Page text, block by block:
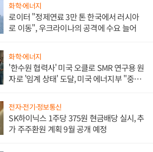
화학·에너지
로이터 "정제연료 3만 톤 한국에서 러시아
로 이동", 우크라이나의 공격에 수요 늘어
화학·에너지
'한수원 협력사' 미국 오클로 SMR 연구용 원
자로 '임계 상태' 도달, 미국 에너지부 "중요
전자·전기·정보통신
SK하이닉스 1주당 375원 현금배당 실시, 추
가 주주환원 계획 9월 공개 예정